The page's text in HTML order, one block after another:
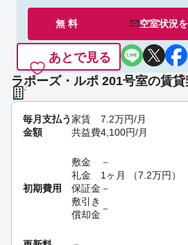
無 料 空室状況を
あとで見る
ラポーズ・ルポ 201号室の賃
毎月支払う
金額
家賃 7.2万円/月
共益費4,100円/月
初期費用
敷金
－
礼金
1ヶ月 （7.2万円 ）
保証金 －
敷引き
償却金
－